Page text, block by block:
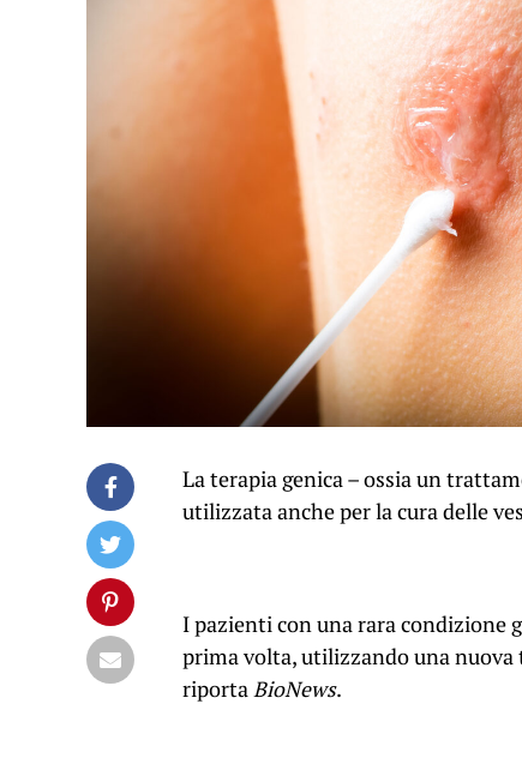
La terapia genica – ossia un
utilizzata anche per la cura delle
I pazienti con una rara condizione
prima volta, utilizzando una nuova
riportaBioNews.